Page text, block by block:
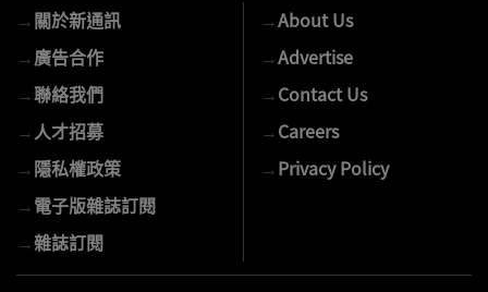
E-
mail
→關於新通訊
→廣告合作
→聯絡我們
→ 人才招募
→隱私權政策
→電子版雜誌訂閱
→雜誌訂閱
→About Us
→Advertise
→Contact Us
→Careers
→Privacy Policy